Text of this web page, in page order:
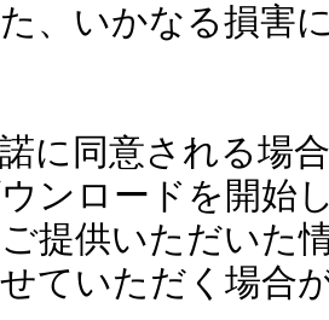
、いかなる損害
に同意される場
ンロードを開始
提供いただいた
ていただく場合